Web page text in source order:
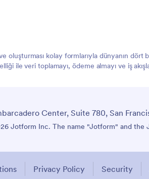
oluşturması kolay formlarıyla dünyanın
ile veri toplamayı, ödeme almayı ve iş
Center, Suite 780, San
Jotform Inc. "Jotform" adı ve Jotform
Gizlilik Politikası Güvenlik